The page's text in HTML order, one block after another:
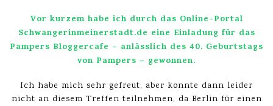
Vor kurzem habe ich durch das Online-Portal
Schwangerinmeinerstadt.de eine Einladung für das
Pampers Bloggercafe – anlässlich des 40. Geburtstags
von Pampers – gewonnen.
Ich habe mich sehr gefreut, aber konnte dann leider
nicht an diesem Treffen teilnehmen, da Berlin für einen